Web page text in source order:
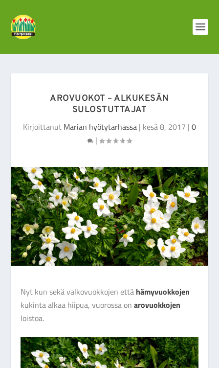
AROVUOKOT – ALKUKESÄN
SULOSTUTTAJAT
Kirjoittanut Marian hyötytarhassa | kesä 8, 2017 | 0
|
Nyt kun sekä valkovuokkojen että hämyvuokkojen
kukinta alkaa hiipua, vuorossa onarovuokkojen
loistoa.